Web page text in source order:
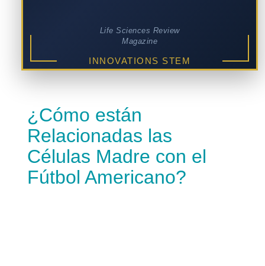
Life Sciences Review
Magazine
INNOVATIONS STEM
¿Cómo están
Relacionadas las
Células Madre con el
Fútbol Americano?